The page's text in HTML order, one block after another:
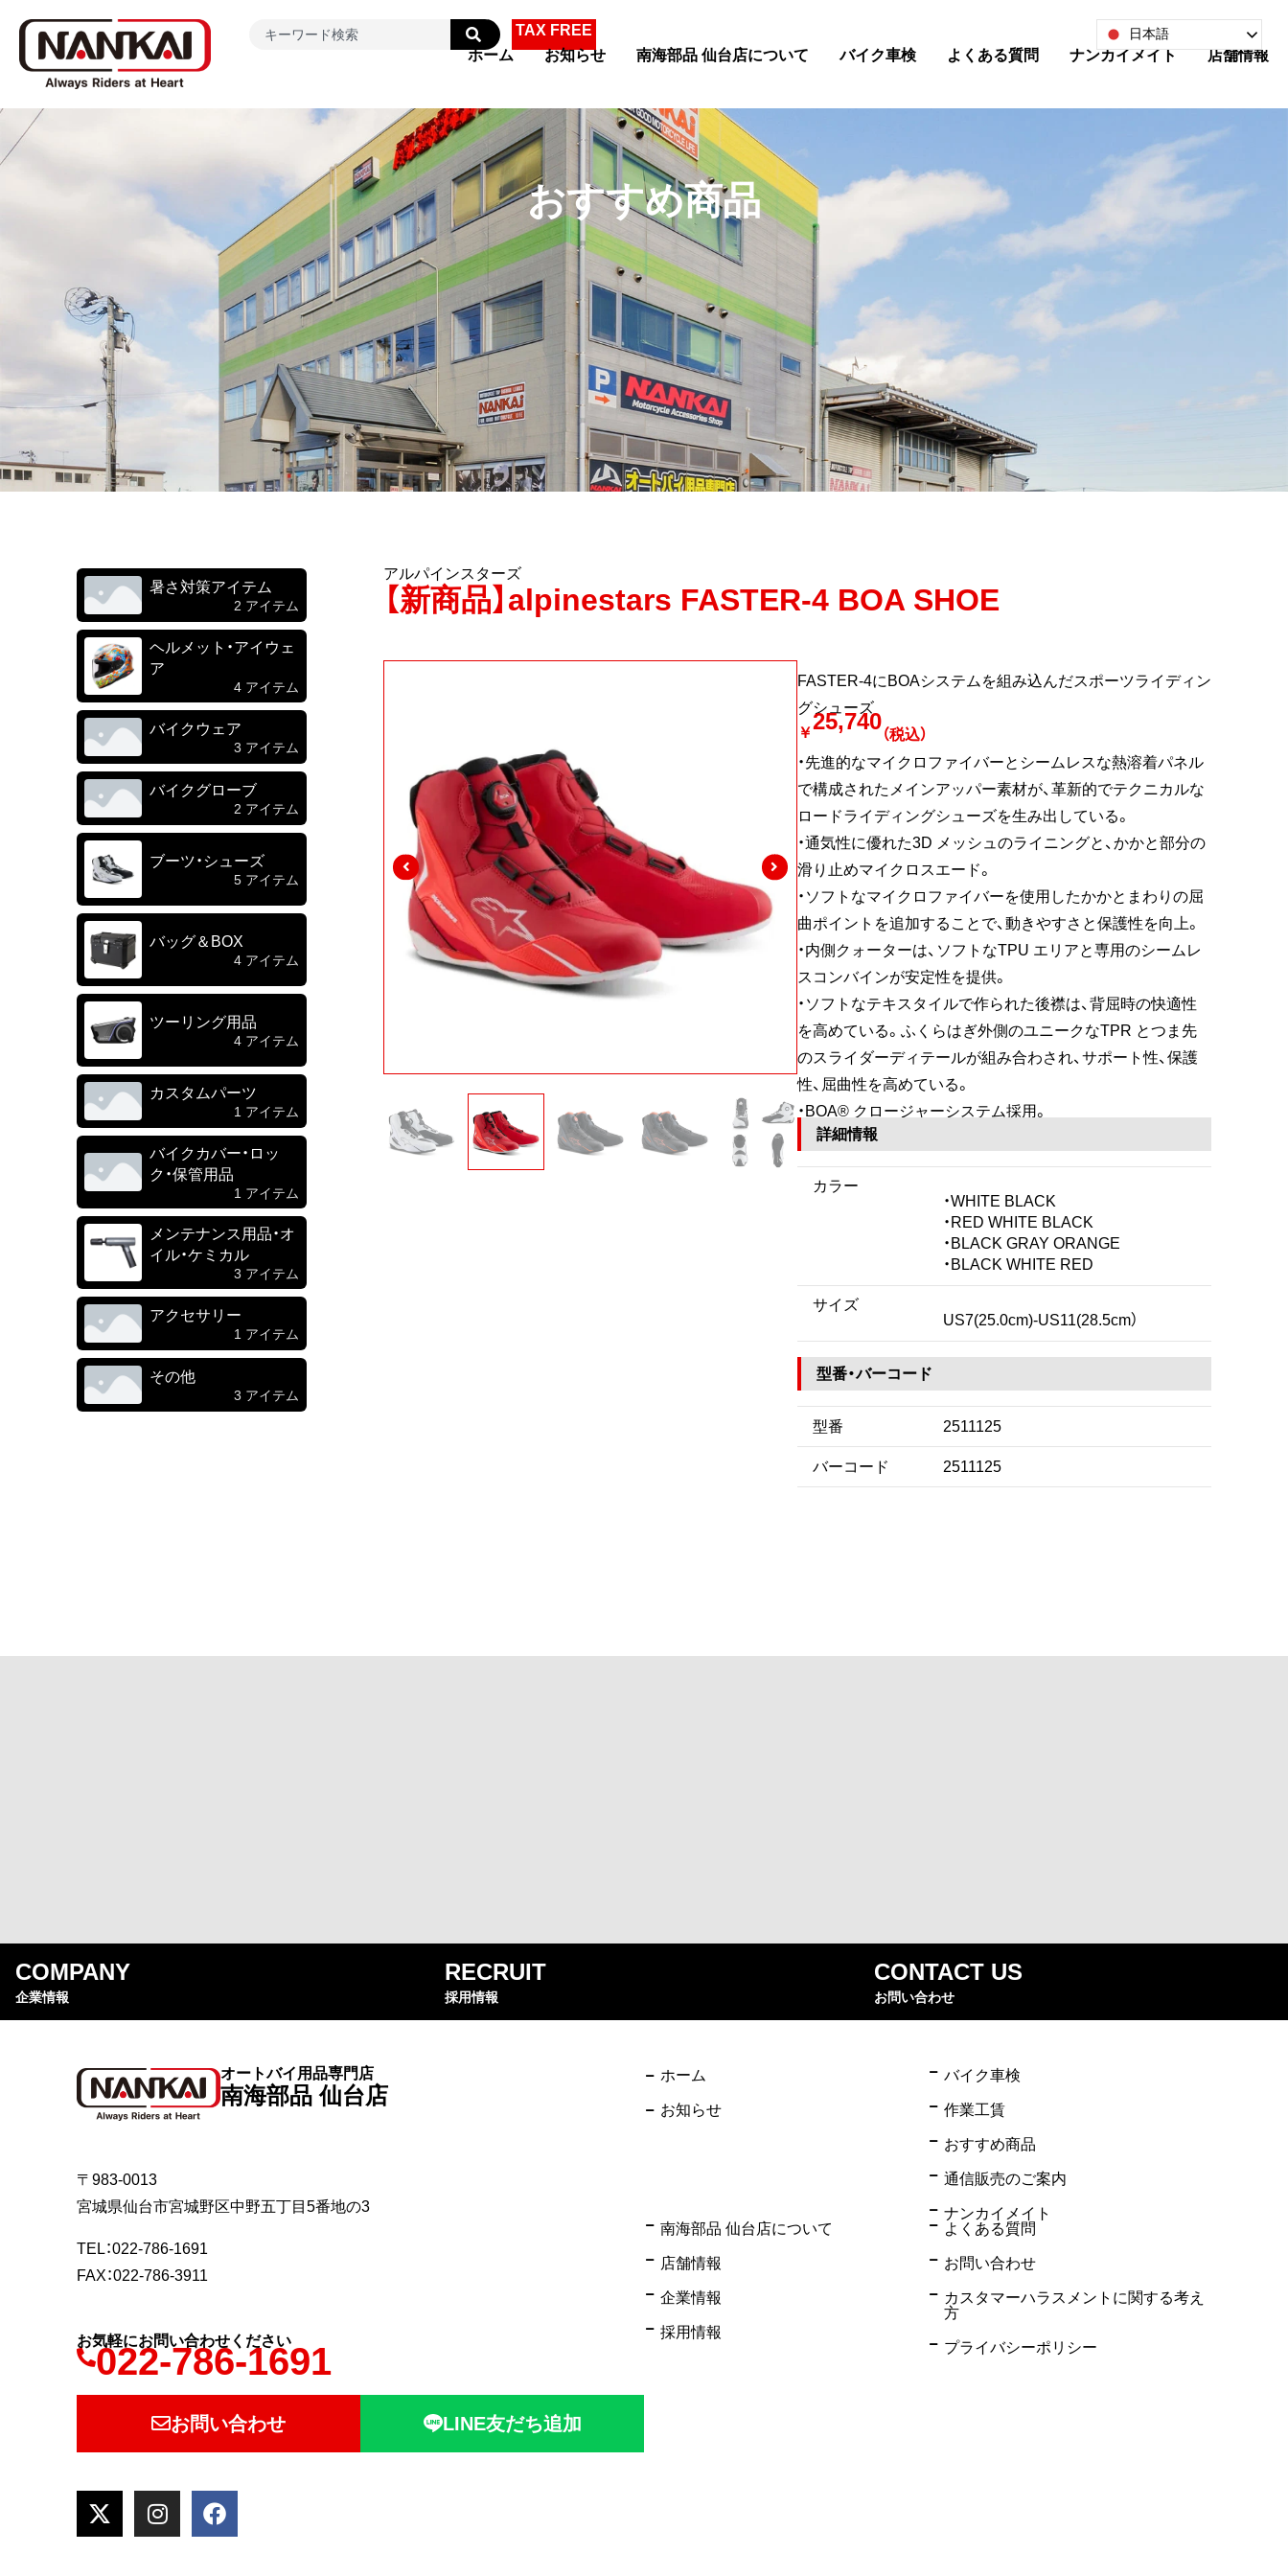
TAX FREE 日本語
ホーム お知らせ 南海部品 仙台店について バイク車検 よくある質問 ナンカイメイト 店舗情報
おすすめ商品
アルパインスターズ
【新商品】alpinestars FASTER-4 BOA SHOE
FASTER-4にBOAシステムを組み込んだスポーツライディン
グシューズ
￥25,740
（税込）
・先進的なマイクロファイバーとシームレスな熱溶着パネル
で構成されたメインアッパー素材が、革新的でテクニカルな
ロードライディングシューズを生み出している。
・通気性に優れた3D メッシュのライニングと、かかと部分の
滑り止めマイクロスエード。
・ソフトなマイクロファイバーを使用したかかとまわりの屈
曲ポイントを追加することで、動きやすさと保護性を向上。
・内側クォーターは、ソフトなTPU エリアと専用のシームレ
スコンバインが安定性を提供。
・ソフトなテキスタイルで作られた後襟は、背屈時の快適性
を高めている。ふくらはぎ外側のユニークなTPR とつま先
のスライダーディテールが組み合わされ、サポート性、保護
性、屈曲性を高めている。
・BOA® クロージャーシステム採用。
詳細情報
カラー
・WHITE BLACK
・RED WHITE BLACK
・BLACK GRAY ORANGE
・BLACK WHITE RED
サイズ
US7(25.0cm)-US11(28.5cm）
型番・バーコード
型番 2511125
バーコード 2511125
暑さ対策アイテム
2 アイテム
ヘルメット・アイウェ
ア
4 アイテム
バイクウェア
3 アイテム
バイクグローブ
2 アイテム
ブーツ・シューズ
5 アイテム
バッグ＆BOX
4 アイテム
ツーリング用品
4 アイテム
カスタムパーツ
1 アイテム
バイクカバー・ロッ
ク・保管用品
1 アイテム
メンテナンス用品・オ
イル・ケミカル
3 アイテム
アクセサリー
1 アイテム
その他
3 アイテム
COMPANY
企業情報
RECRUIT
採用情報
CONTACT US
お問い合わせ
オートバイ用品専門店
南海部品 仙台店
〒983-0013
宮城県仙台市宮城野区中野五丁目5番地の3
TEL：022-786-1691
FAX：022-786-3911
お気軽にお問い合わせください
022-786-1691
お問い合わせ LINE友だち追加
ホーム
お知らせ
バイク車検
作業工賃
おすすめ商品
通信販売のご案内
ナンカイメイト
南海部品 仙台店について
店舗情報
企業情報
採用情報
よくある質問
お問い合わせ
カスタマーハラスメントに関する考え
方
プライバシーポリシー